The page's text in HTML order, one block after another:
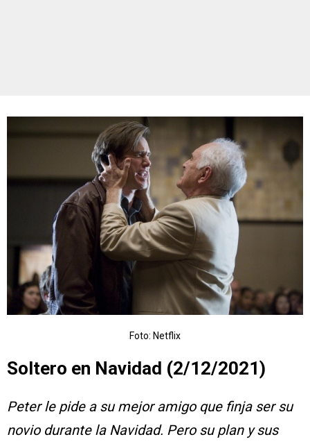
Foto: Netflix
Soltero en Navidad (2/12/2021)
Peter le pide a su mejor amigo que finja ser su
novio durante la Navidad. Pero su plan y sus